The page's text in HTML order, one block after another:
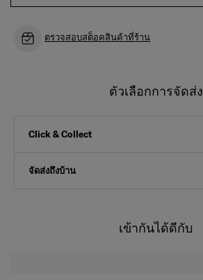
ตรวจสอบสต็อคสินค้าที่ร้าน
ตัวเลือกการจัดส่ง
Click & Collect
จัดส่งถึงบ้าน
เข้ากันได้ดีกับ